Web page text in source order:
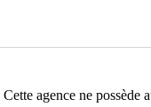
Cette agence ne possède